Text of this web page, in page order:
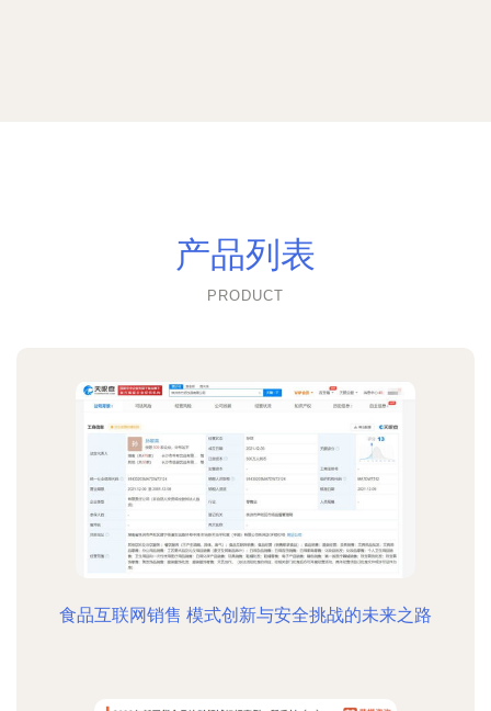
产品列表
PRODUCT
食品互联网销售 模式创新与安全挑战的未来之路